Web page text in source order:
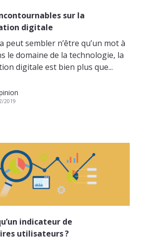
sur la
digitale
peut sembler n’être qu’un mot à
le domaine de la technologie, la
digitale est bien plus que...
2019
indicateur de
utilisateurs ?